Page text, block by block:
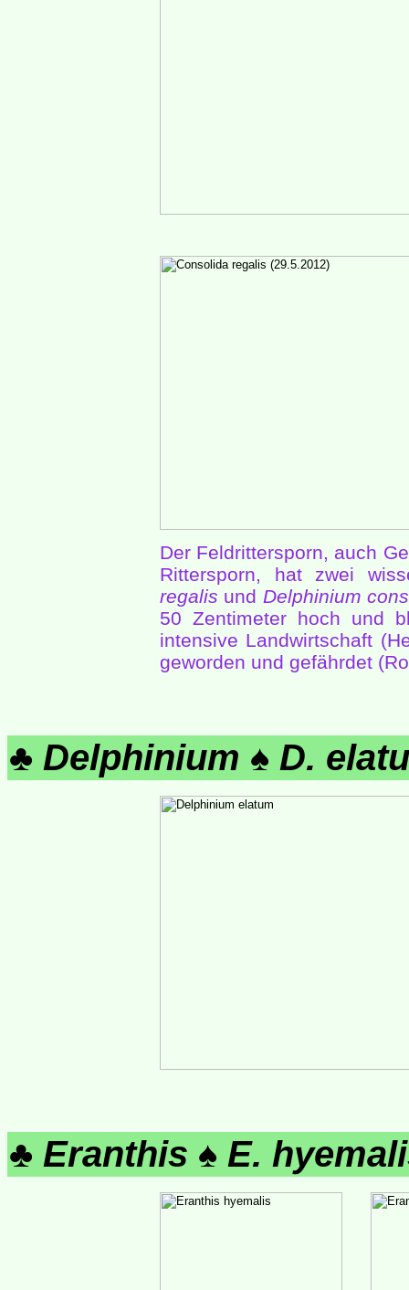
Der Feldrittersporn, auch
Rittersporn, hat zwei
regalis und Delphinium
50 Zentimeter hoch und
intensive Landwirtschaft
geworden und gefährdet
♣ Delphinium ♠ D.
♣ Eranthis ♠ E.